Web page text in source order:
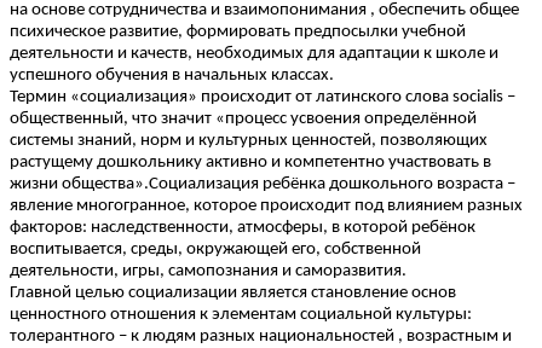
на основе сотрудничества и взаимопонимания , обеспечить общее
психическое развитие, формировать предпосылки учебной
деятельности и качеств, необходимых для адаптации к школе и
успешного обучения в начальных классах.
Термин «социализация» происходит от латинского слова socialis –
общественный, что значит «процесс усвоения определённой
системы знаний, норм и культурных ценностей, позволяющих
растущему дошкольнику активно и компетентно участвовать в
жизни общества».Социализация ребёнка дошкольного возраста –
явление многогранное, которое происходит под влиянием разных
факторов: наследственности, атмосферы, в которой ребёнок
воспитывается, среды, окружающей его, собственной
деятельности, игры, самопознания и саморазвития.
Главной целью социализации является становление основ
ценностного отношения к элементам социальной культуры:
толерантного – к людям разных национальностей , возрастным и